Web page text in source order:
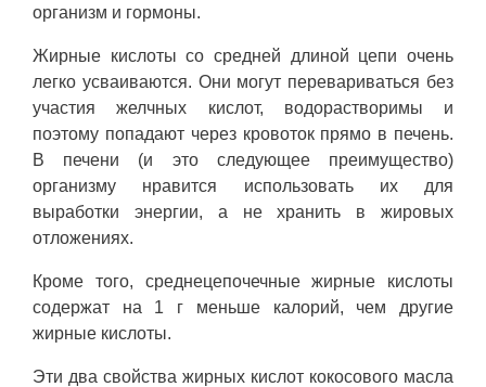
организм и гормоны.
Жирные кислоты со средней длиной цепи очень
легко усваиваются. Они могут перевариваться без
участия желчных кислот, водорастворимы и
поэтому попадают через кровоток прямо в печень.
В печени (и это следующее преимущество)
организму нравится использовать их для
выработки энергии, а не хранить в жировых
отложениях.
Кроме того, среднецепочечные жирные кислоты
содержат на 1 г меньше калорий, чем другие
жирные кислоты.
Эти два свойства жирных кислот кокосового масла